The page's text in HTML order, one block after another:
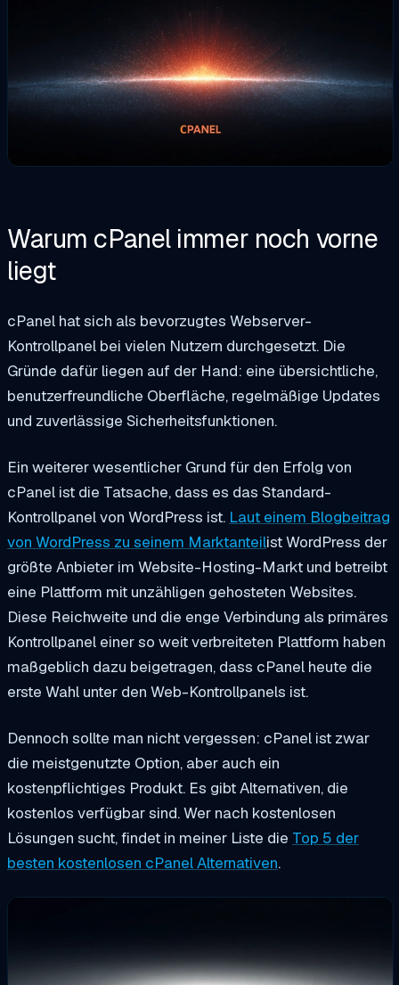
Warum cPanel immer noch vorne
liegt
cPanel hat sich als bevorzugtes Webserver-
Kontrollpanel bei vielen Nutzern durchgesetzt. Die
Gründe dafür liegen auf der Hand: eine übersichtliche,
benutzerfreundliche Oberfläche, regelmäßige Updates
und zuverlässige Sicherheitsfunktionen.
Ein weiterer wesentlicher Grund für den Erfolg von
cPanel ist die Tatsache, dass es das Standard-
Kontrollpanel von WordPress ist. Laut einem Blogbeitrag
von WordPress zu seinem Marktanteilist WordPress der
größte Anbieter im Website-Hosting-Markt und betreibt
eine Plattform mit unzähligen gehosteten Websites.
Diese Reichweite und die enge Verbindung als primäres
Kontrollpanel einer so weit verbreiteten Plattform haben
maßgeblich dazu beigetragen, dass cPanel heute die
erste Wahl unter den Web-Kontrollpanels ist.
Dennoch sollte man nicht vergessen: cPanel ist zwar
die meistgenutzte Option, aber auch ein
kostenpflichtiges Produkt. Es gibt Alternativen, die
kostenlos verfügbar sind. Wer nach kostenlosen
Lösungen sucht, findet in meiner Liste die Top 5 der
besten kostenlosen cPanel Alternativen.